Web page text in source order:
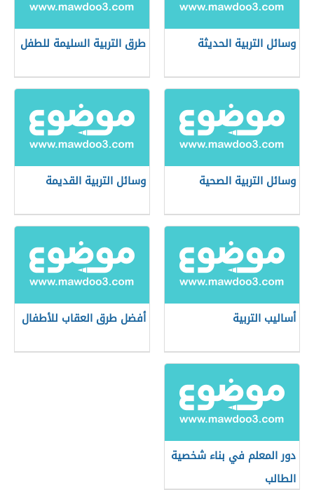
وسائل التربية الحديثة طرق التربية السليمة للطفل
وسائل التربية الصحية وسائل التربية القديمة
أساليب التربية أفضل طرق العقاب للأطفال
دور المعلم في بناء شخصية
الطالب